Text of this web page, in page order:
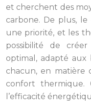
et cherchent des
carbone. De plus,
une priorité, et les
possibilité de
optimal, adapté aux
chacun, en matière
confort thermique.
l’efficacité